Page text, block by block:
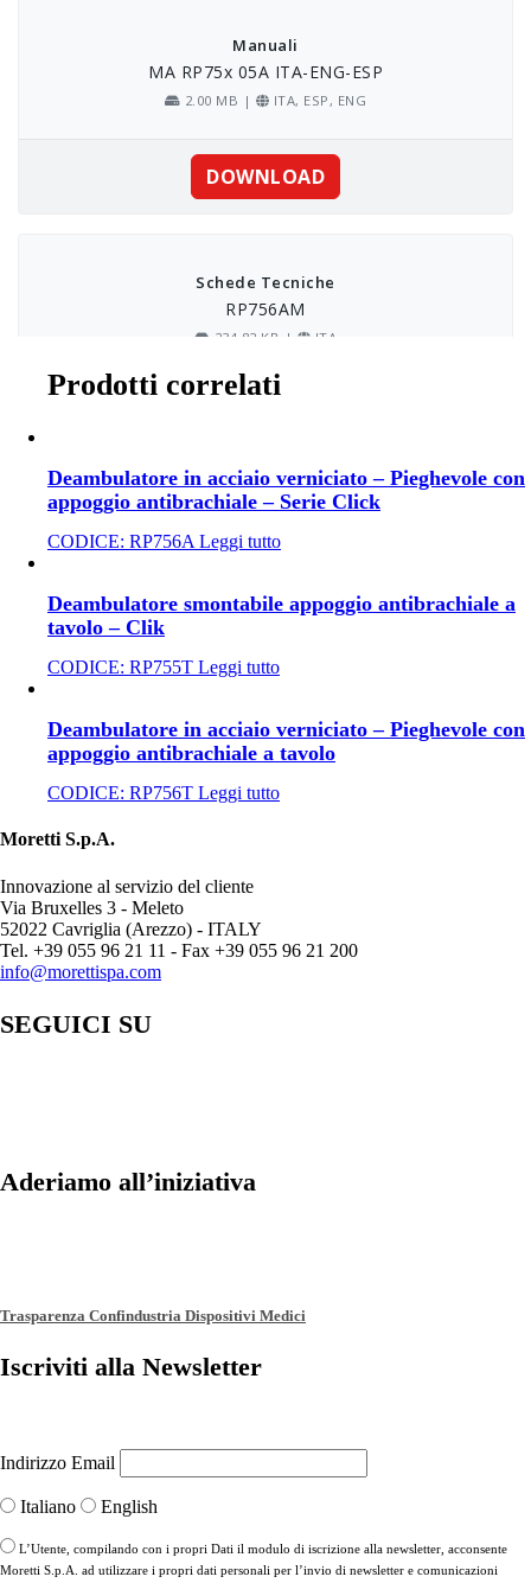
Prodotti correlati
Deambulatore in acciaio verniciato – Pieghevole con
appoggio antibrachiale – Serie Click
CODICE: RP756A Leggi tutto
Deambulatore smontabile appoggio antibrachiale a
tavolo – Clik
CODICE: RP755T Leggi tutto
Deambulatore in acciaio verniciato – Pieghevole con
appoggio antibrachiale a tavolo
CODICE: RP756T Leggi tutto
Moretti S.p.A.
Innovazione al servizio del cliente
Via Bruxelles 3 - Meleto
52022 Cavriglia (Arezzo) - ITALY
Tel. +39 055 96 21 11 - Fax +39 055 96 21 200
info@morettispa.com
SEGUICI SU
Aderiamo all’iniziativa
Trasparenza Confindustria Dispositivi Medici
Iscriviti alla Newsletter
Indirizzo Email
Italiano English
L’Utente, compilando con i propri Dati il modulo di iscrizione alla newsletter, acconsente
Moretti S.p.A. ad utilizzare i propri dati personali per l’invio di newsletter e comunicazioni